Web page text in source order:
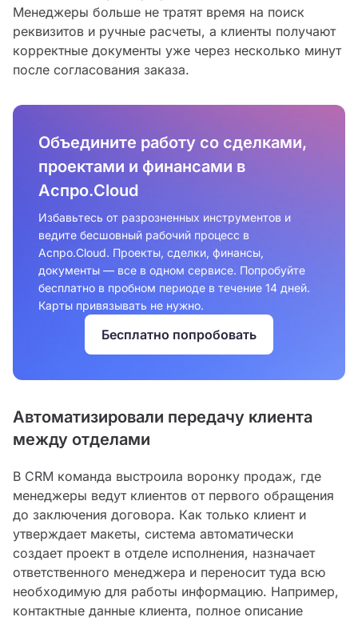
Менеджеры больше не тратят время на поиск
реквизитов и ручные расчеты, а клиенты получают
корректные документы уже через несколько минут
после согласования заказа.
Объедините работу со сделками,
проектами и финансами в
Аспро.Cloud
Избавьтесь от разрозненных инструментов и
ведите бесшовный рабочий процесс в
Аспро.Cloud. Проекты, сделки, финансы,
документы — все в одном сервисе. Попробуйте
бесплатно в пробном периоде в течение 14 дней.
Карты привязывать не нужно.
Бесплатно попробовать
Автоматизировали передачу клиента
между отделами
В CRM команда выстроила воронку продаж, где
менеджеры ведут клиентов от первого обращения
до заключения договора. Как только клиент и
утверждает макеты, система автоматически
создает проект в отделе исполнения, назначает
ответственного менеджера и переносит туда всю
необходимую для работы информацию. Например,
контактные данные клиента, полное описание